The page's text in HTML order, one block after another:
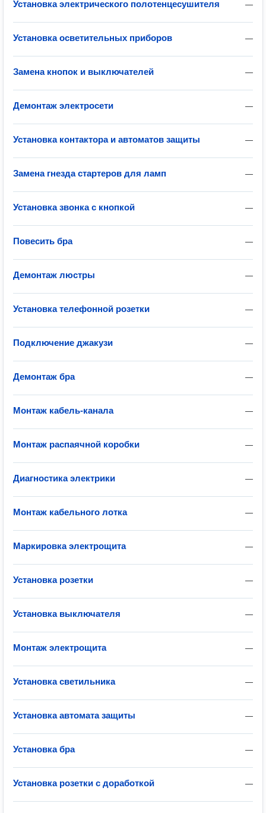
—
Установка электрического полотенцесушителя
—
Установка осветительных приборов
—
Замена кнопок и выключателей
—
Демонтаж электросети
—
Установка контактора и автоматов защиты
—
Замена гнезда стартеров для ламп
—
Установка звонка с кнопкой
—
Повесить бра
—
Демонтаж люстры
—
Установка телефонной розетки
—
Подключение джакузи
—
Демонтаж бра
—
Монтаж кабель-канала
—
Монтаж распаячной коробки
—
Диагностика электрики
—
Монтаж кабельного лотка
—
Маркировка электрощита
—
Установка розетки
—
Установка выключателя
—
Монтаж электрощита
—
Установка светильника
—
Установка автомата защиты
—
Установка бра
—
Установка розетки с доработкой